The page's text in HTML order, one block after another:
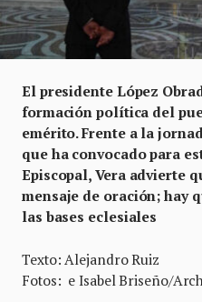
El presidente López
formación política del
emérito. Frente a la
que ha convocado para
Episcopal, Vera advierte
mensaje de oración; hay
las bases eclesiales
Texto: Alejandro Ruiz
Fotos: e Isabel Briseño/